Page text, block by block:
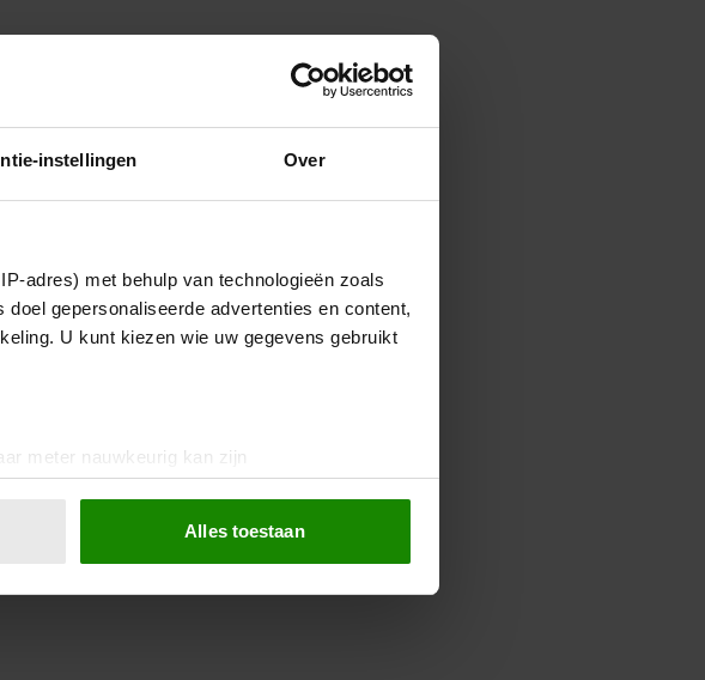
instellingen Over
adres) met behulp van technologieën zoals
gepersonaliseerde advertenties en content,
U kunt kiezen wie uw gegevens gebruikt
meter nauwkeurig kan zijn
(fingerprinting)
voor social media te bieden en om ons
onze site met onze partners voor social
Alles toestaan